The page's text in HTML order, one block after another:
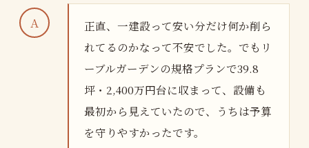
正直、一建設って安い分だけ何か削ら
れてるのかなって不安でした。でもリ
ーブルガーデンの規格プランで39.8
坪・2,400万円台に収まって、設備も
最初から見えていたので、うちは予算
を守りやすかったです。